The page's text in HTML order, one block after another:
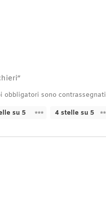
obbligatori sono contrassegnati
su 5 4 stelle su 5